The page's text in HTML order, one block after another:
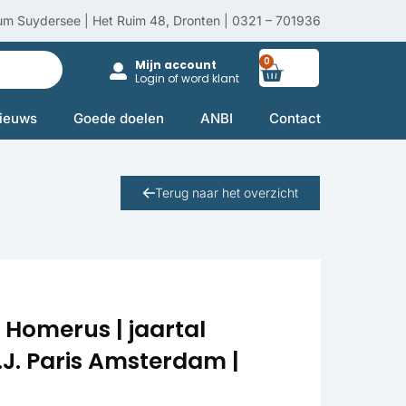
Suydersee | Het Ruim 48, Dronten | 0321 – 701936
Mijn account
Login of word klant
0
Goede doelen ANBI Contact
Terug naar het overzicht
Homerus | jaartal
Paris Amsterdam |